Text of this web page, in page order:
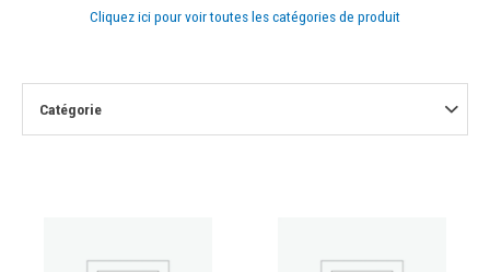
Cliquez ici pour voir toutes les catégories de produit
Catégorie